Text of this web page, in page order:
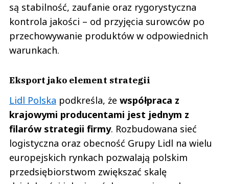
są stabilność, zaufanie oraz rygorystyczna
kontrola jakości – od przyjęcia surowców po
przechowywanie produktów w odpowiednich
warunkach.
Eksport jako element strategii
Lidl Polska podkreśla, że współpraca z
krajowymi producentami jest jednym z
filarów strategii firmy. Rozbudowana sieć
logistyczna oraz obecność Grupy Lidl na wielu
europejskich rynkach pozwalają polskim
przedsiębiorstwom zwiększać skalę